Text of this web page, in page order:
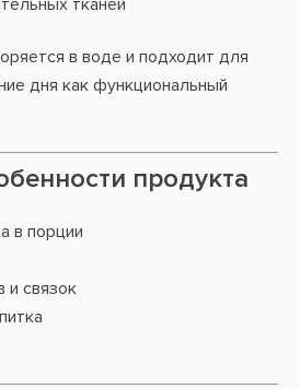
тканей
в воде и подходит для
дня как функциональный
продукта
в порции
и связок